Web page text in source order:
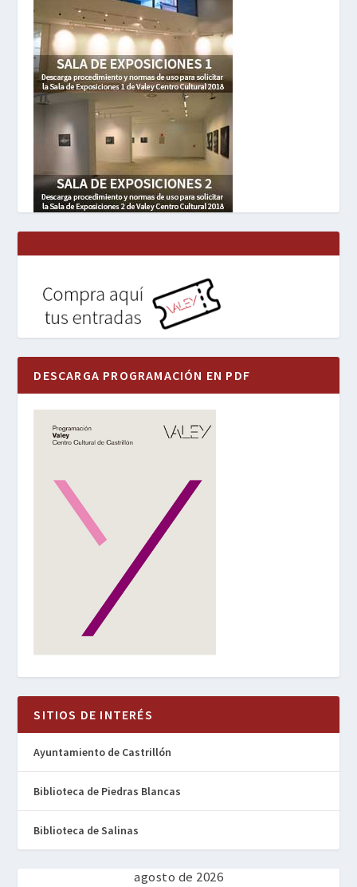
DESCARGA PROGRAMACIÓN EN PDF
SITIOS DE INTERÉS
Ayuntamiento de Castrillón
Biblioteca de Piedras Blancas
Biblioteca de Salinas
agosto de 2026